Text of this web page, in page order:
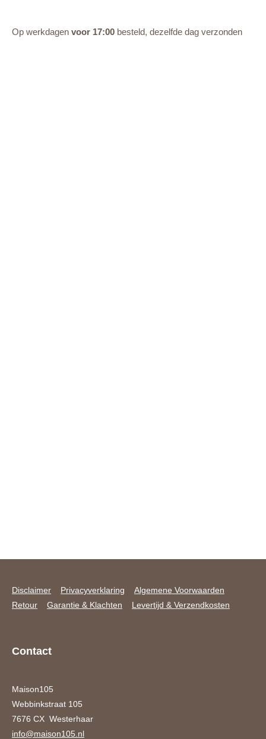
Op werkdagen voor 17:00 besteld, dezelfde dag verzonden
Disclaimer Privacyverklaring
Algemene Voorwaarden
Retour
Garantie & Klachten Levertijd & Verzendkosten
Contact
Maison105
Webbinkstraat 105
7676 CX Westerhaar
info@maison105.nl